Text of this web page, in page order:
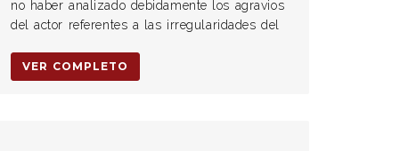
no haber analizado debidamente los agravios
del actor referentes a las irregularidades del
VER COMPLETO